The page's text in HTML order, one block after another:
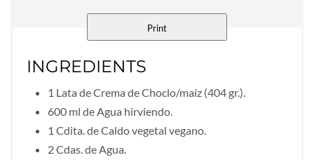
Print
INGREDIENTS
1 Lata de Crema de Choclo/maíz (404 gr.).
600 ml de Agua hirviendo.
1 Cdita. de Caldo vegetal vegano.
2 Cdas. de Agua.